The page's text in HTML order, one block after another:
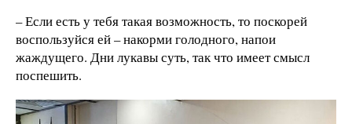
– Если есть у тебя такая возможность, то поскорей
воспользуйся ей – накорми голодного, напои
жаждущего. Дни лукавы суть, так что имеет смысл
поспешить.